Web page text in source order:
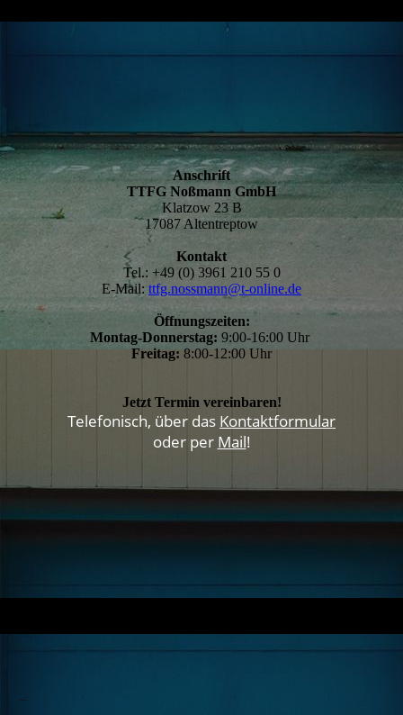
Anschrift
TTFG Noßmann GmbH
Klatzow 23 B
17087 Altentreptow
Kontakt
Tel.: +49 (0) 3961 210 55 0
E-Mail: ttfg.nossmann@t-online.de
Öffnungszeiten:
Montag-Donnerstag: 9:00-16:00 Uhr
Freitag: 8:00-12:00 Uhr
Jetzt Termin vereinbaren!
Telefonisch, über das Kontaktformular
oder per Mail!